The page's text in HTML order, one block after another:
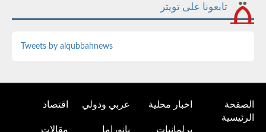
تابعونا على تويتر
Tweets by alqubbahnews
الصفحة
الرئيسية
اخبار محلية عربي ودولي اقتصاد
برلمانيات بانوراما
مقالات